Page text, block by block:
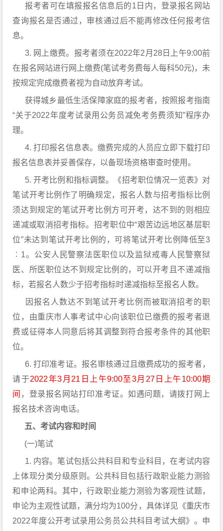
报考者可在填报报名信息后的1日内，登录报名网站
查询报名是否通过，审核通过后不能再修改任何报考信
息。
3. 网上缴费。报考者须在2022年2月28日上午9:00前
在报名网站进行网上缴费(笔试考务费每人每科50元)，未
按规定完成缴费者视为自动放弃考试。
获得城乡最低生活保障家庭的报考者，按照报考指南
“关于2022年度考试录用公务员减免考务费须知”程序办
理。
4. 打印报名信息表。缴费完成的人员应立即下载打印
报名信息表并妥善保存，以备现场资格审查时使用。
5. 开考比例和指标调整。《招考职位情况一览表》对
笔试开考比例作了明确规定，报名人数与招考指标比例
须达到规定的笔试开考比例方可开考，达不到的则相应
递减或取消招考指标。招考职位中“艰苦边远地区基层职
位”未达到笔试开考比例的，可将笔试开考比例降低至3
︰1。公安人民警察法医职位以及监狱戒毒人民警察狱
医、所医职位达不到规定比例的，可以开考且不递减指
标，若报名人数少于招考指标时递减指标至报名人数。
因报名人数达不到笔试开考比例而被取消招考的职
位，由重庆市人事考试中心向该职位已缴费的报考者退
费或征得本人同意后将其调整到符合报考条件的其他职
位。
6. 打印准考证。报名审核通过且缴费成功的报考者，
请于2022年3月21日上午9:00至3月27日上午10:00期
间 ，登录报名网站打印准考证。如遇问题，请拨打网上
报名技术咨询电话。
五、考试内容和时间
(一)笔试
1. 内容。笔试包括公共科目和专业科目，在考试内容
上体现分类分级原则。公共科目包括行政职业能力测验
和申论两科。其中，行政职业能力测验为客观性试题，
申论为主观性试题，满分均为100分，具体详见《重庆市
2022年度公开考试录用公务员公共科目考试大纲》。申